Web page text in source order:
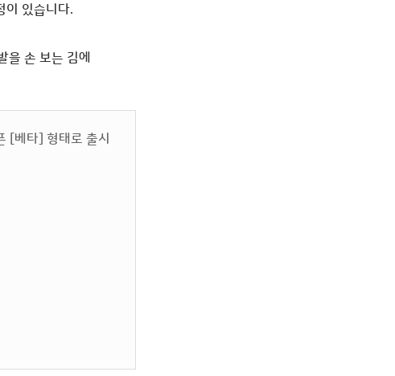
이 있습니다.
을 손 보는 김에
[베타] 형태로 출시